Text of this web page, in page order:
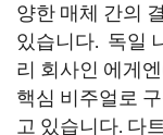
양한 매체 간의
있습니다. 독일
리 회사인 에게
핵심 비주얼로
고 있습니다. 다